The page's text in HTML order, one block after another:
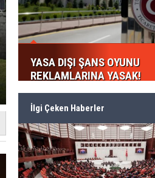
GELECEK
YASA DIŞI ŞANS OYUNU
REKLAMLARINA YASAK!
İlgi Çeken Haberler